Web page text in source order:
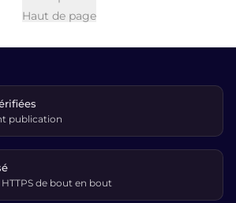
Haut de page
publication
de bout en bout